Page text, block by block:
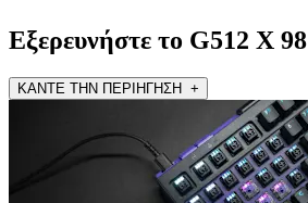
Εξερευνήστε το G512 X 98
ΚΑΝΤΕ ΤΗΝ ΠΕΡΙΗΓΗΣΗ +